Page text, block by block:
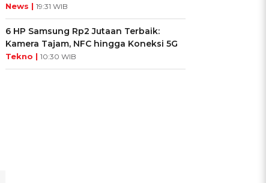
News | 19:31 WIB
6 HP Samsung Rp2 Jutaan Terbaik:
Kamera Tajam, NFC hingga Koneksi 5G
Tekno | 10:30 WIB